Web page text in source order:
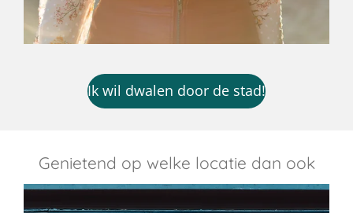
Ik wil dwalen door de stad!
Genietend op welke locatie dan ook